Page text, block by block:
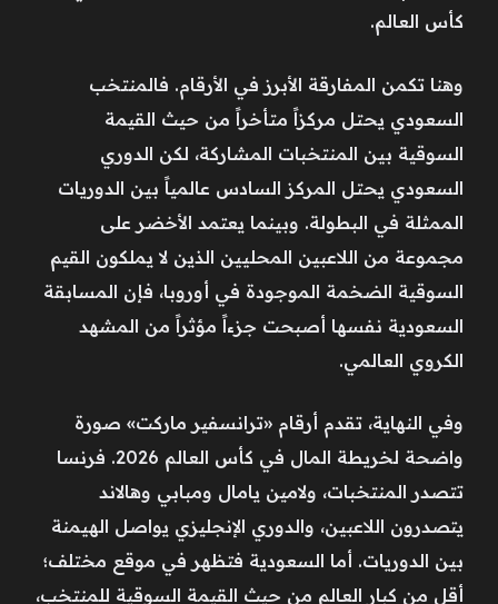
كأس العالم.
وهنا تكمن المفارقة الأبرز في الأرقام. فالمنتخب
السعودي يحتل مركزاً متأخراً من حيث القيمة
السوقية بين المنتخبات المشاركة، لكن الدوري
السعودي يحتل المركز السادس عالمياً بين الدوريات
الممثلة في البطولة. وبينما يعتمد الأخضر على
مجموعة من اللاعبين المحليين الذين لا يملكون القيم
السوقية الضخمة الموجودة في أوروبا، فإن المسابقة
السعودية نفسها أصبحت جزءاً مؤثراً من المشهد
الكروي العالمي.
وفي النهاية، تقدم أرقام «ترانسفير ماركت» صورة
واضحة لخريطة المال في كأس العالم 2026. فرنسا
تتصدر المنتخبات، ولامين يامال ومبابي وهالاند
يتصدرون اللاعبين، والدوري الإنجليزي يواصل الهيمنة
بين الدوريات. أما السعودية فتظهر في موقع مختلف؛
أقل من كبار العالم من حيث القيمة السوقية للمنتخب،